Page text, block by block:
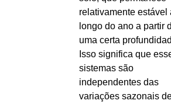
relativamente estável
longo do ano a partir
uma certa
Isso significa que
sistemas são
independentes das
variações sazonais